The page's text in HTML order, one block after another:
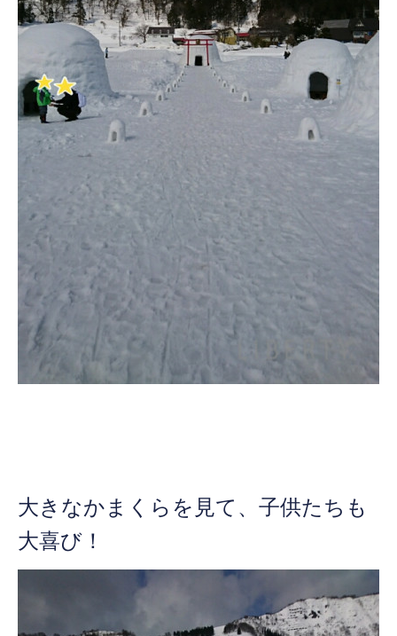
大きなかまくらを見て、子供たちも
大喜び！